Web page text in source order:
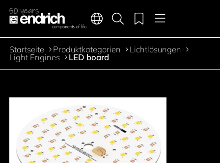
Zum Inhalt springen
Hauptnavigation
Sprachen Menü
Produktsuche
Merkliste
Pfadnavigation
Startseite Produktkategorien Lichtlösungen
Light Engines LED board